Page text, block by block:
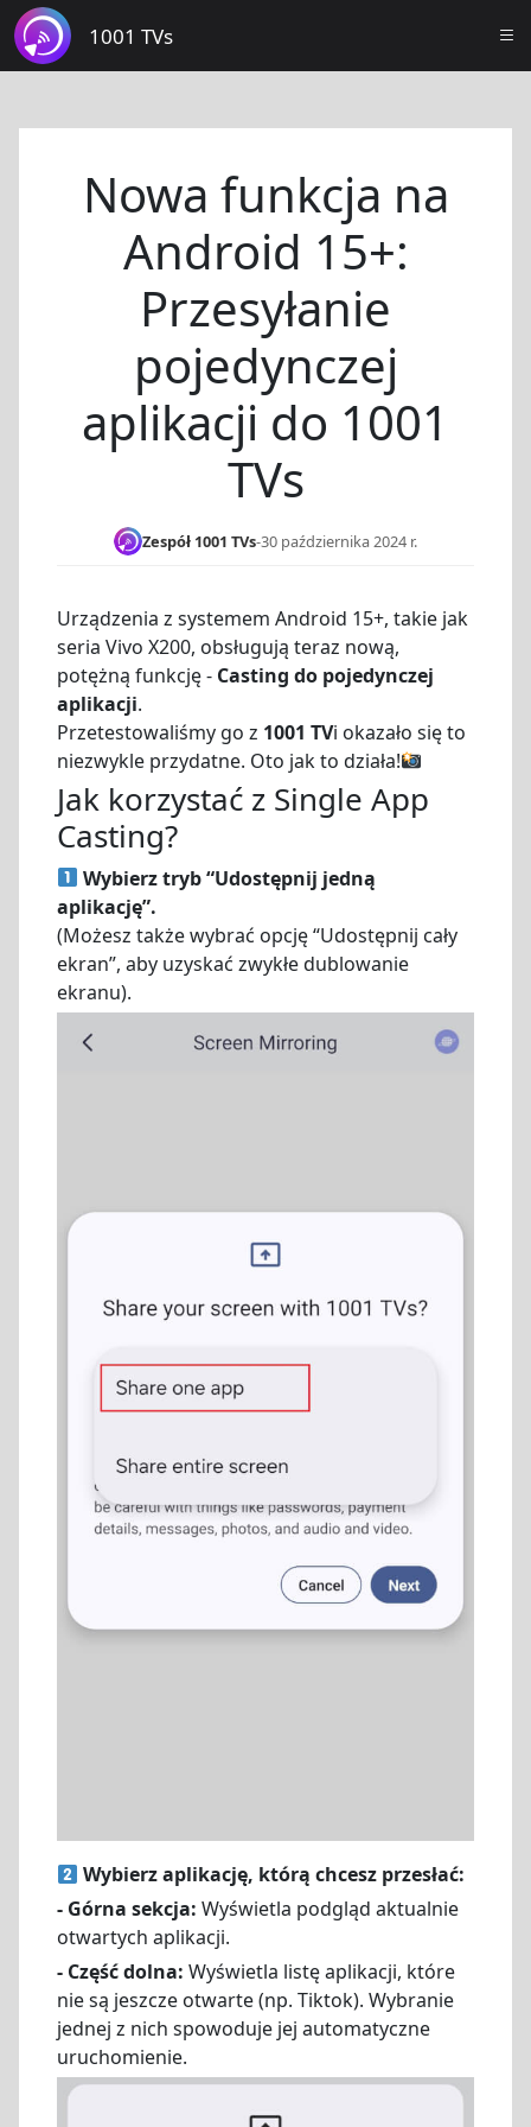
1001 TVs
Nowa funkcja na
Android 15+:
Przesyłanie
pojedynczej
aplikacji do 1001
TVs
Zespół 1001 TVs-30 października 2024 r.
Urządzenia z systemem Android 15+, takie jak
seria Vivo X200, obsługują teraz nową,
potężną funkcję - Casting do pojedynczej
aplikacji.
Przetestowaliśmy go z 1001 TVi okazało się to
niezwykle przydatne. Oto jak to działa!
Jak korzystać z Single App
Casting?
Wybierz tryb “Udostępnij jedną
aplikację”.
(Możesz także wybrać opcję “Udostępnij cały
ekran”, aby uzyskać zwykłe dublowanie
ekranu).
Wybierz aplikację, którą chcesz przesłać:
- Górna sekcja: Wyświetla podgląd aktualnie
otwartych aplikacji.
- Część dolna: Wyświetla listę aplikacji, które
nie są jeszcze otwarte (np. Tiktok). Wybranie
jednej z nich spowoduje jej automatyczne
uruchomienie.